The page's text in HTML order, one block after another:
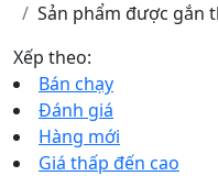
Sản phẩm được gắn
Xếp theo:
Bán chạy
Đánh giá
Hàng mới
Giá thấp đến cao